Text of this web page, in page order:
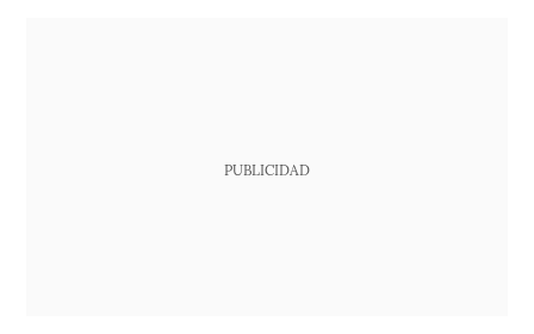
PUBLICIDAD